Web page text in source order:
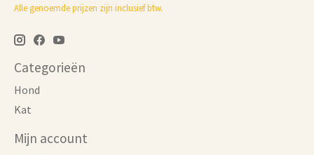
Alle genoemde prijzen zijn inclusief btw.
Categorieën
Hond
Kat
Mijn account